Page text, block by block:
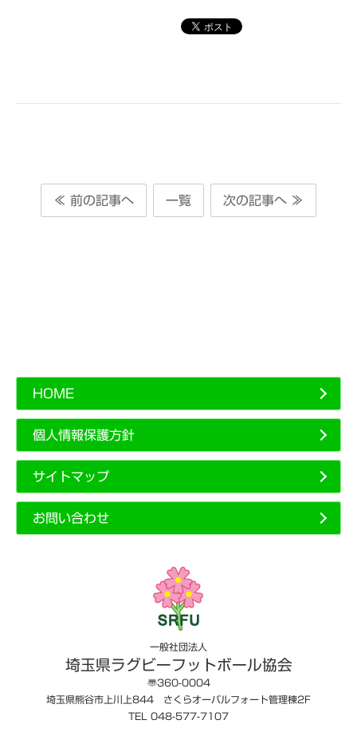
≪ 前の記事へ 一覧 次の記事へ ≫
HOME
個人情報保護方針
サイトマップ
お問い合わせ
一般社団法人
埼玉県ラグビーフットボール協会
〠360-0004
埼玉県熊谷市上川上844 さくらオーバルフォート管理棟2F
TEL 048-577-7107